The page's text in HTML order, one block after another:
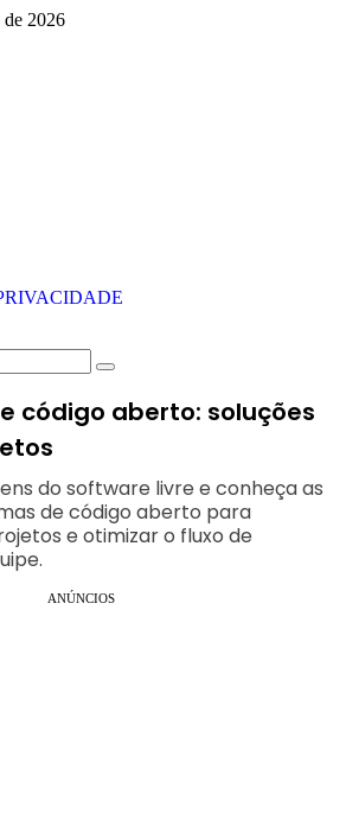
de 2026
Procurar
código aberto: soluções
do software livre e conheça as
de código aberto para
e otimizar o fluxo de
ANÚNCIOS